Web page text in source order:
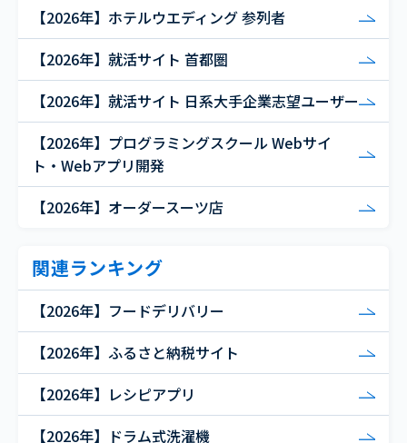
【2026年】ホテルウエディング 参列者
【2026年】就活サイト 首都圏
【2026年】就活サイト 日系大手企業志望ユーザー
【2026年】プログラミングスクール Webサイ
ト・Webアプリ開発
【2026年】オーダースーツ店
関連ランキング
【2026年】フードデリバリー
【2026年】ふるさと納税サイト
【2026年】レシピアプリ
【2026年】ドラム式洗濯機